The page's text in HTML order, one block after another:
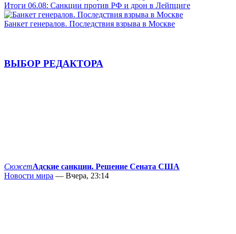
Итоги 06.08: Санкции против РФ и дрон в Лейпциге
Банкет генералов. Последствия взрыва в Москве
ВЫБОР РЕДАКТОРА
СюжетАдские санкции. Решение Сената США
Новости мира — Вчера, 23:14